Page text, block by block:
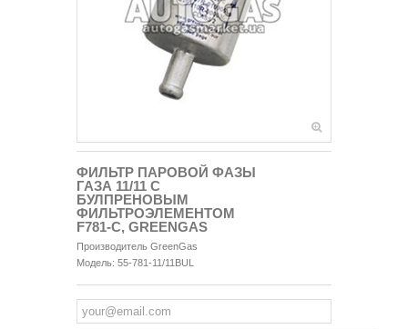
ФИЛЬТР ПАРОВОЙ ФАЗЫ
ГАЗА 11/11 С
БУЛПРЕНОВЫМ
ФИЛЬТРОЭЛЕМЕНТОМ
F781-C, GREENGAS
Производитель GreenGas
Модель: 55-781-11/11BUL